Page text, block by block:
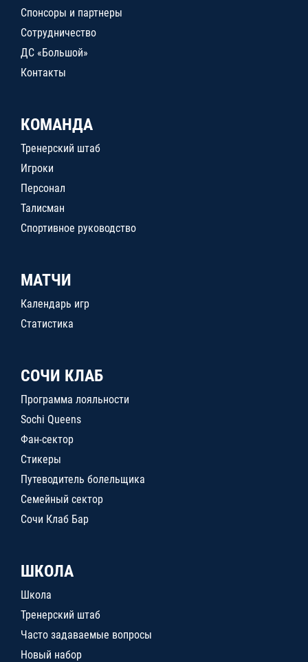
Спонсоры и партнеры
Сотрудничество
ДС «Большой»
Контакты
КОМАНДА
Тренерский штаб
Игроки
Персонал
Талисман
Спортивное руководство
МАТЧИ
Календарь игр
Статистика
СОЧИ КЛАБ
Программа лояльности
Sochi Queens
Фан-сектор
Стикеры
Путеводитель болельщика
Семейный сектор
Сочи Клаб Бар
ШКОЛА
Школа
Тренерский штаб
Часто задаваемые вопросы
Новый набор